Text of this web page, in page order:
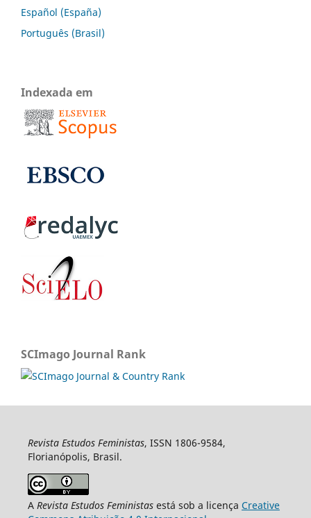
Español (España)
Português (Brasil)
Indexada em
SCImago Journal Rank
Revista Estudos Feministas, ISSN 1806-9584,
Florianópolis, Brasil.
A Revista Estudos Feministasestá sob a licença Creative